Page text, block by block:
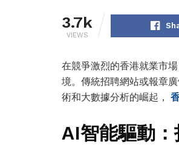
3.7k
VIEWS
在競爭激烈的香港就業市
境。傳統招聘網站或報章
術和大數據分析的崛起，
AI智能驅動